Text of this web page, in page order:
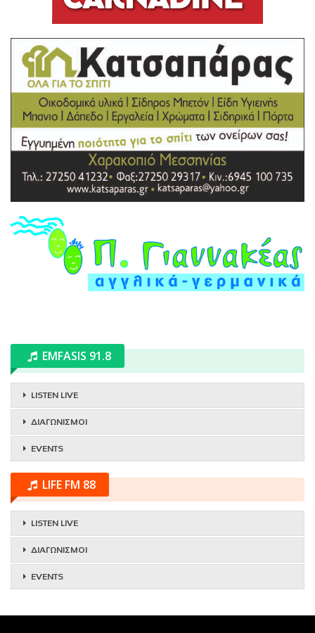
EMFASIS 91.8
LISTEN LIVE
ΔΙΑΓΩΝΙΣΜΟΙ
EVENTS
LIFE FM 88
LISTEN LIVE
ΔΙΑΓΩΝΙΣΜΟΙ
EVENTS